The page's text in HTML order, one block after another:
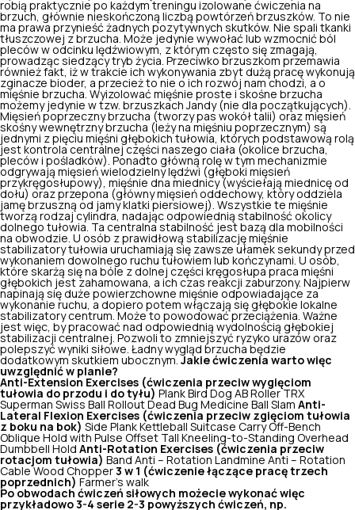
robią praktycznie po każdym treningu izolowane ćwiczenia na
brzuch, głównie nieskończoną liczbą powtórzeń brzuszków. To nie
ma prawa przynieść żadnych pozytywnych skutków. Nie spali tkanki
tłuszczowej z brzucha. Może jedynie wywołać lub wzmocnić ból
pleców w odcinku lędźwiowym, z którym często się zmagają,
prowadząc siedzący tryb życia. Przeciwko brzuszkom przemawia
również fakt, iż w trakcie ich wykonywania zbyt dużą pracę wykonują
zginacze bioder, a przecież to nie o ich rozwój nam chodzi, a o
mięśnie brzucha. Wyizolować mięśnie proste i skośne brzucha
możemy jedynie w tzw. brzuszkach Jandy (nie dla początkujących).
Mięsień poprzeczny brzucha (tworzy pas wokół talii) oraz mięsień
skośny wewnętrzny brzucha (leży na mięśniu poprzecznym) są
jednymi z pięciu mięśni głębokich tułowia, których podstawową rolą
jest kontrola centralnej części naszego ciała (okolice brzucha,
pleców i pośladków). Ponadto główną rolę w tym mechanizmie
odgrywają mięsień wielodzielny lędźwi (głęboki mięsień
przykręgosłupowy), mięśnie dna miednicy (wyściełają miednicę od
dołu) oraz przepona (główny mięsień oddechowy, który oddziela
jamę brzuszną od jamy klatki piersiowej). Wszystkie te mięśnie
tworzą rodzaj cylindra, nadając odpowiednią stabilność okolicy
dolnego tułowia. Ta centralna stabilność jest bazą dla mobilności
na obwodzie. U osób z prawidłową stabilizację mięśnie
stabilizatory tułowia uruchamiają się zawsze ułamek sekundy przed
wykonaniem dowolnego ruchu tułowiem lub kończynami. U osób,
które skarżą się na bóle z dolnej części kręgosłupa praca mięśni
głębokich jest zahamowana, a ich czas reakcji zaburzony. Najpierw
napinają się duże powierzchowne mięśnie odpowiadające za
wykonanie ruchu, a dopiero potem włączają się głębokie lokalne
stabilizatory centrum. Może to powodować przeciążenia. Ważne
jest więc, by pracować nad odpowiednią wydolnością głębokiej
stabilizacji centralnej. Pozwoli to zmniejszyć ryzyko urazów oraz
polepszyć wyniki siłowe. Ładny wygląd brzucha będzie
dodatkowym skutkiem ubocznym. Jakie ćwiczenia warto więc
uwzględnić w planie?
Anti-Extension Exercises (ćwiczenia przeciw wygięciom
tułowia do przodu i do tyłu) Plank Bird Dog AB Roller TRX
Superman Swiss Ball Rollout Dead Bug Medicine Ball Slam Anti-
Lateral Flexion Exercises (ćwiczenia przeciw zgięciom tułowia
z boku na bok) Side Plank Kettleball Suitcase Carry Off-Bench
Oblique Hold with Pulse Offset Tall Kneeling-to-Standing Overhead
Dumbbell Hold Anti-Rotation Exercises (ćwiczenia przeciw
rotacjom tułowia) Band Anti – Rotation Landmine Anti – Rotation
Cable Wood Chopper 3 w 1 (ćwiczenie łączące pracę trzech
poprzednich) Farmer’s walk
Po obwodach ćwiczeń siłowych możecie wykonać więc
przykładowo 3-4 serie 2-3 powyższych ćwiczeń, np.